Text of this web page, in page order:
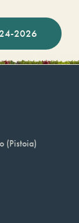
2026
(Pistoia)